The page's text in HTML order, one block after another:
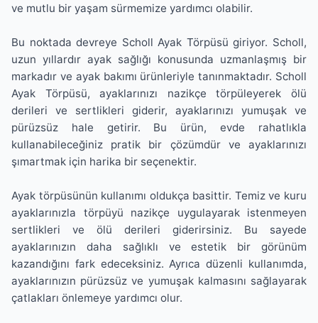
ve mutlu bir yaşam sürmemize yardımcı olabilir.
Bu noktada devreye Scholl Ayak Törpüsü giriyor. Scholl,
uzun yıllardır ayak sağlığı konusunda uzmanlaşmış bir
markadır ve ayak bakımı ürünleriyle tanınmaktadır. Scholl
Ayak Törpüsü, ayaklarınızı nazikçe törpüleyerek ölü
derileri ve sertlikleri giderir, ayaklarınızı yumuşak ve
pürüzsüz hale getirir. Bu ürün, evde rahatlıkla
kullanabileceğiniz pratik bir çözümdür ve ayaklarınızı
şımartmak için harika bir seçenektir.
Ayak törpüsünün kullanımı oldukça basittir. Temiz ve kuru
ayaklarınızla törpüyü nazikçe uygulayarak istenmeyen
sertlikleri ve ölü derileri giderirsiniz. Bu sayede
ayaklarınızın daha sağlıklı ve estetik bir görünüm
kazandığını fark edeceksiniz. Ayrıca düzenli kullanımda,
ayaklarınızın pürüzsüz ve yumuşak kalmasını sağlayarak
çatlakları önlemeye yardımcı olur.